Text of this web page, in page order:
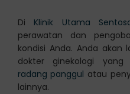
Di Klinik Utama
perawatan dan
kondisi Anda. Anda akan
dokter ginekologi
radang panggul atau
lainnya.